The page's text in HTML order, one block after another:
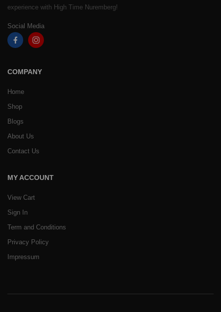
experience with High Time Nuremberg!
Social Media
COMPANY
Home
Shop
Blogs
About Us
Contact Us
MY ACCOUNT
View Cart
Sign In
Term and Conditions
Privacy Policy
Impressum